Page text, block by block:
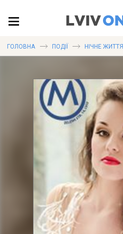
ПУБЛІКАЦІЇ
ГОЛОВНА ПОДІЇ НІЧНЕ ЖИТТЯ